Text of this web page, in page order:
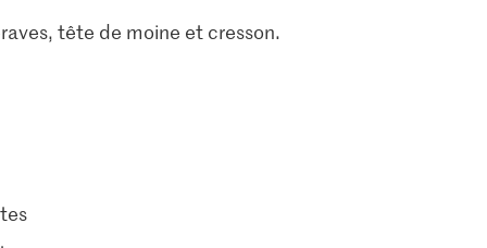
tête de moine et cresson.